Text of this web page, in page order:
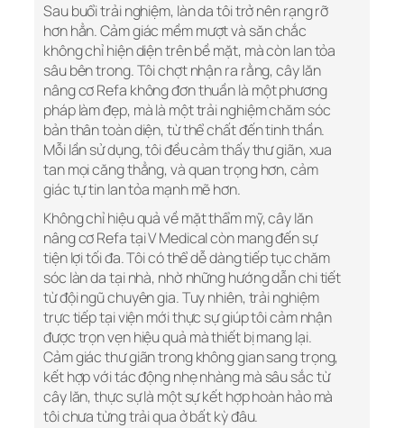
Sau buổi trải nghiệm, làn da tôi trở nên rạng rỡ
hơn hẳn. Cảm giác mềm mượt và săn chắc
không chỉ hiện diện trên bề mặt, mà còn lan tỏa
sâu bên trong. Tôi chợt nhận ra rằng, cây lăn
nâng cơ Refa không đơn thuần là một phương
pháp làm đẹp, mà là một trải nghiệm chăm sóc
bản thân toàn diện, từ thể chất đến tinh thần.
Mỗi lần sử dụng, tôi đều cảm thấy thư giãn, xua
tan mọi căng thẳng, và quan trọng hơn, cảm
giác tự tin lan tỏa mạnh mẽ hơn.
Không chỉ hiệu quả về mặt thẩm mỹ, cây lăn
nâng cơ Refa tại V Medical còn mang đến sự
tiện lợi tối đa. Tôi có thể dễ dàng tiếp tục chăm
sóc làn da tại nhà, nhờ những hướng dẫn chi tiết
từ đội ngũ chuyên gia. Tuy nhiên, trải nghiệm
trực tiếp tại viện mới thực sự giúp tôi cảm nhận
được trọn vẹn hiệu quả mà thiết bị mang lại.
Cảm giác thư giãn trong không gian sang trọng,
kết hợp với tác động nhẹ nhàng mà sâu sắc từ
cây lăn, thực sự là một sự kết hợp hoàn hảo mà
tôi chưa từng trải qua ở bất kỳ đâu.